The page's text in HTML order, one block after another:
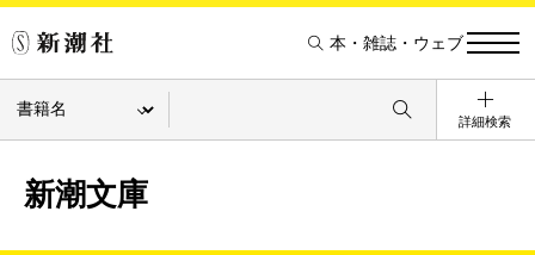
本・雑誌・ウェブ
詳細検索
新潮文庫